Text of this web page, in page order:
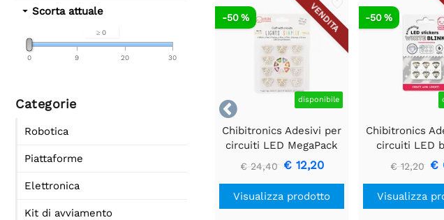
Scorta attuale
≥ 0
0 30
9 20
Categorie
Robotica
Piattaforme
Elettronica
Kit di avviamento

VENDITA
disponibile
-50 %
Chibitronics Adesivi per
circuiti LED MegaPack
(30 adesivi) - Rosso,
Giallo, Blu, Rosa,
Arancione, Verde e
Bianco
€ 24,40 € 12,20
Visualizza prodotto
-50 %
Chibitronics
circuiti LED
lampeggianti (6
€ 12,20 €
Visualizza